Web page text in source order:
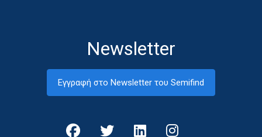
Newsletter
Εγγραφή στο Newsletter του Semifind